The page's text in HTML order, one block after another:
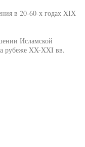
в 20-60-х годах XIX
Исламской
рубеже XX-XXI вв.